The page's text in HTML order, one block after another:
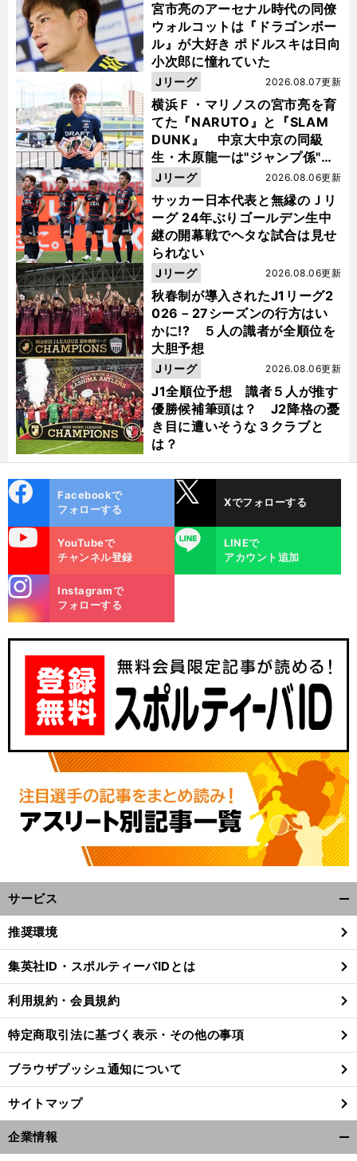
？
変
」
前
宮市亮のアーセナル時代の同僚
ウォルコットは『ドラゴンボー
ル』が大好き ポドルスキは日向
小次郎に憧れていた
横浜Ｆ・マリノスの宮市亮を育
てた『NARUTO』と『SLAM
DUNK』 中京大中京の同級
生・木原龍一は"ジャンプ係"だ
った
2026.08.07更新
Jリーグ
サッカー日本代表と無縁のＪリ
ーグ 24年ぶりゴールデン生中
継の開幕戦でヘタな試合は見せ
られない
2026.08.06更新
Jリーグ
秋春制が導入されたJ1リーグ2
026－27シーズンの行方はい
かに!? ５人の識者が全順位を
大胆予想
2026.08.06更新
Jリーグ
J1全順位予想 識者５人が推す
優勝候補筆頭は？ J2降格の憂
き目に遭いそうな３クラブと
は？
2026.08.06更新
Jリーグ
ok
Facebookで
フォローする
Xでフォローする
YouTubeで
チャンネル登録
LINE
LINEで
アカウント追加
m
Instagramで
フォローする
サービス
閉
る
推奨環境
集英社ID・スポルティーバIDとは
利用規約・会員規約
特定商取引法に基づく表示・その他の事項
ブラウザプッシュ通知について
サイトマップ
企業情報